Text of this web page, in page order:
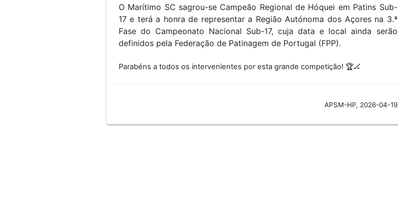
O Marítimo SC sagrou-se Campeão Regional de Hóquei em Patins Sub-
17 e terá a honra de representar a Região Autónoma dos Açores na 3.ª
Fase do Campeonato Nacional Sub-17, cuja data e local ainda serão
definidos pela Federação de Patinagem de Portugal (FPP).
Parabéns a todos os intervenientes por esta grande competição! 🏆🏒
APSM-HP, 2026-04-19